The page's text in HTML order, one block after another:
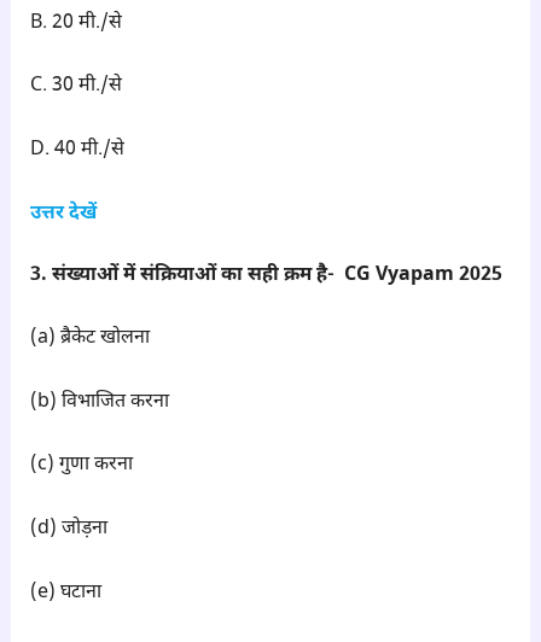
B. 20 मी./से
C. 30 मी./से
D. 40 मी./से
उत्तर देखें
3. संख्याओं में संक्रियाओं का सही क्रम है- CG Vyapam 2025
(a) ब्रैकेट खोलना
(b) विभाजित करना
(c) गुणा करना
(d) जोड़ना
(e) घटाना